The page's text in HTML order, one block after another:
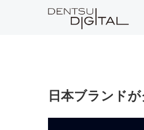
日本ブランド